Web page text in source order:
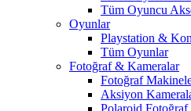
Tüm Oyuncu
Oyunlar
Playstation &
Tüm Oyunlar
Fotoğraf & Kameralar
Fotoğraf
Aksiyon
Polaroid